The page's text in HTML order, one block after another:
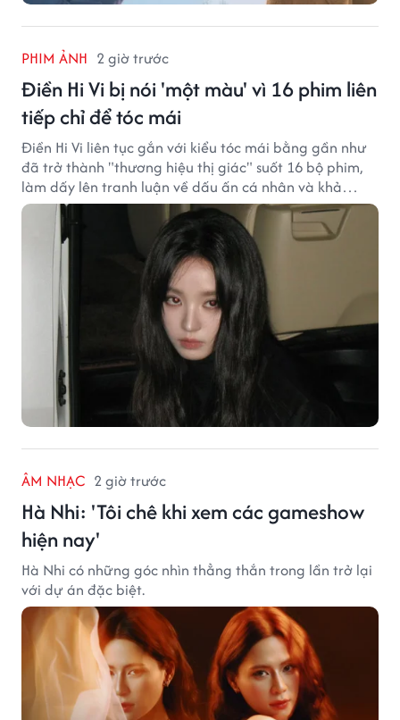
PHIM ẢNH 2 giờ trước
Điền Hi Vi bị nói 'một màu' vì 16 phim liên
tiếp chỉ để tóc mái
Điền Hi Vi liên tục gắn với kiểu tóc mái bằng gần như
đã trở thành "thương hiệu thị giác" suốt 16 bộ phim,
làm dấy lên tranh luận về dấu ấn cá nhân và khả
năng biến hóa trên màn ảnh.
ÂM NHẠC 2 giờ trước
Hà Nhi: 'Tôi chê khi xem các gameshow
hiện nay'
Hà Nhi có những góc nhìn thẳng thắn trong lần trở lại
với dự án đặc biệt.